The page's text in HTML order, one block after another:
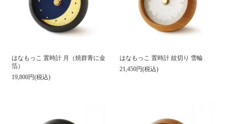
はなもっこ 置時計 月（焼群青に金
箔）
19,800円(税込)
はなもっこ 置時計 紋切り 雪輪
21,450円(税込)